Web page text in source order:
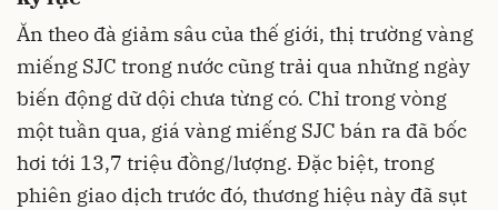
Ăn theo đà giảm sâu của thế giới, thị trường vàng
miếng SJC trong nước cũng trải qua những ngày
biến động dữ dội chưa từng có. Chỉ trong vòng
một tuần qua, giá vàng miếng SJC bán ra đã bốc
hơi tới 13,7 triệu đồng/lượng. Đặc biệt, trong
phiên giao dịch trước đó, thương hiệu này đã sụt